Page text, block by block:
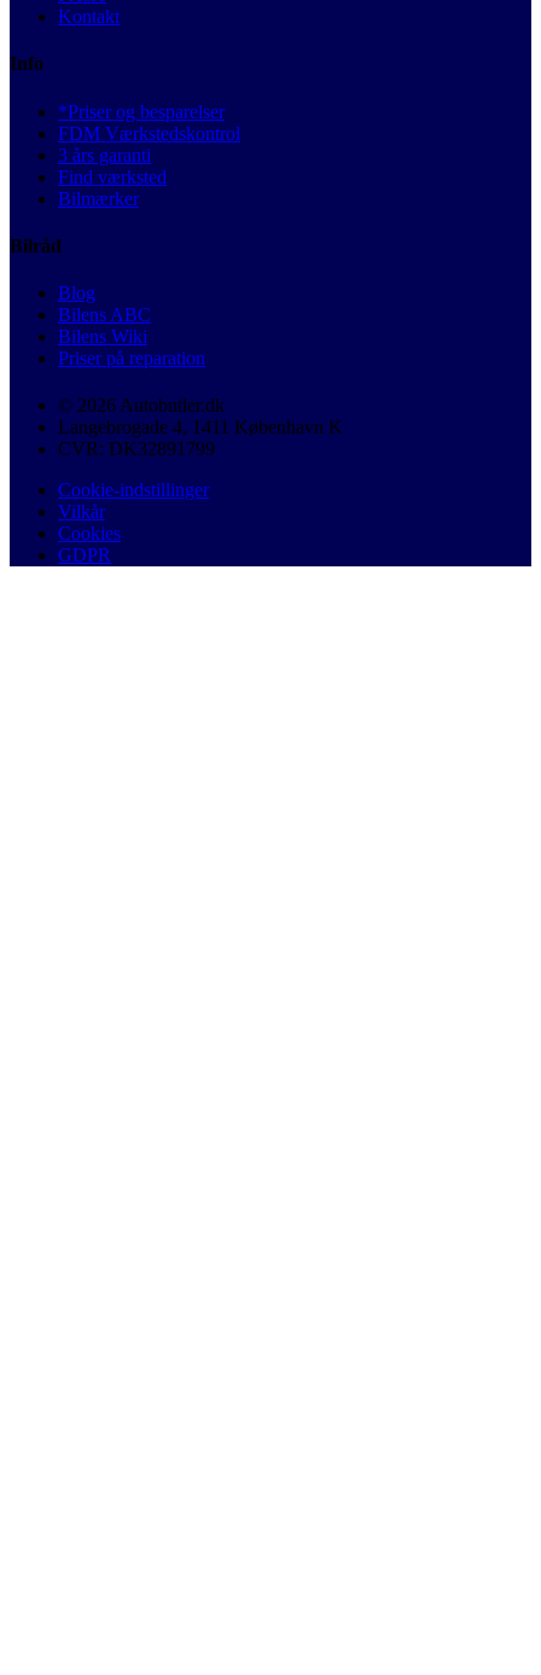
Kontakt
Info
*Priser og besparelser
FDM Værkstedskontrol
3 års garanti
Find værksted
Bilmærker
Bilråd
Blog
Bilens ABC
Bilens Wiki
Priser på reparation
© 2026 Autobutler.dk
Langebrogade 4, 1411 København K
CVR: DK32891799
Cookie-indstillinger
Vilkår
Cookies
GDPR